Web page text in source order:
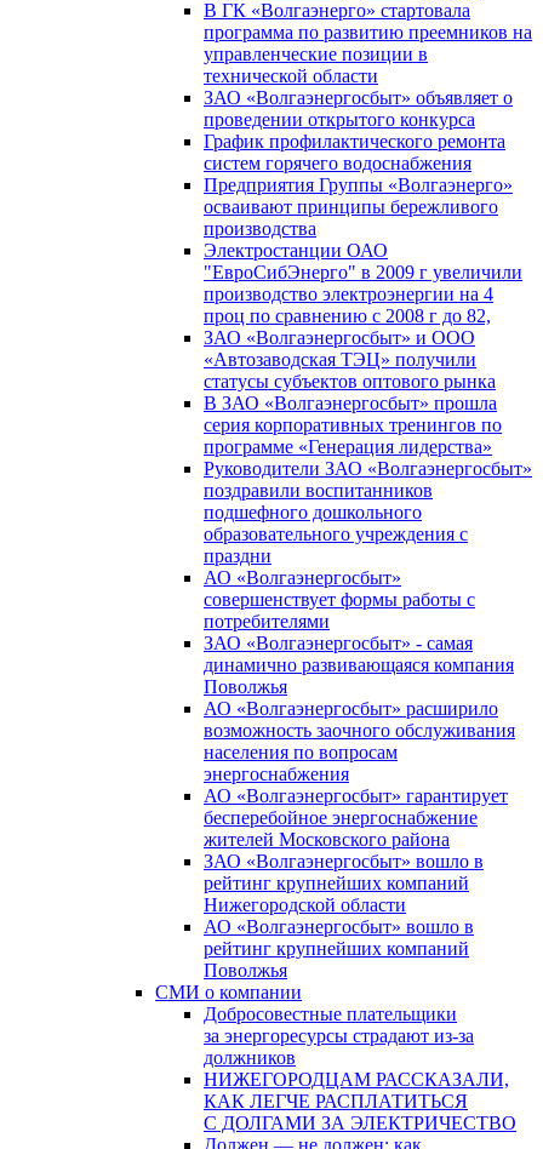
В ГК «Волгаэнерго» стартовала
программа по развитию преемников на
управленческие позиции в
технической области
ЗАО «Волгаэнергосбыт» объявляет о
проведении открытого конкурса
График профилактического ремонта
систем горячего водоснабжения
Предприятия Группы «Волгаэнерго»
осваивают принципы бережливого
производства
Электростанции ОАО
"ЕвроСибЭнерго" в 2009 г увеличили
производство электроэнергии на 4
проц по сравнению с 2008 г до 82,
ЗАО «Волгаэнергосбыт» и ООО
«Автозаводская ТЭЦ» получили
статусы субъектов оптового рынка
В ЗАО «Волгаэнергосбыт» прошла
серия корпоративных тренингов по
программе «Генерация лидерства»
Руководители ЗАО «Волгаэнергосбыт»
поздравили воспитанников
подшефного дошкольного
образовательного учреждения с
праздни
АО «Волгаэнергосбыт»
совершенствует формы работы с
потребителями
ЗАО «Волгаэнергосбыт» - самая
динамично развивающаяся компания
Поволжья
АО «Волгаэнергосбыт» расширило
возможность заочного обслуживания
населения по вопросам
энергоснабжения
АО «Волгаэнергосбыт» гарантирует
бесперебойное энергоснабжение
жителей Московского района
ЗАО «Волгаэнергосбыт» вошло в
рейтинг крупнейших компаний
Нижегородской области
АО «Волгаэнергосбыт» вошло в
рейтинг крупнейших компаний
Поволжья
СМИ о компании
Добросовестные плательщики
за энергоресурсы страдают из-за
должников
НИЖЕГОРОДЦАМ РАССКАЗАЛИ,
КАК ЛЕГЧЕ РАСПЛАТИТЬСЯ
С ДОЛГАМИ ЗА ЭЛЕКТРИЧЕСТВО